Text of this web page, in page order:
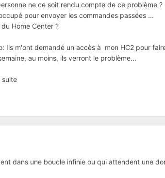
ne ce soit rendu compte de ce problème ?
pour envoyer les commandes passées ...
Home Center ?
Ils m'ont demandé un accès à mon HC2 pour
au moins, ils verront le problème...
suite
dans une boucle infinie ou qui attendent une